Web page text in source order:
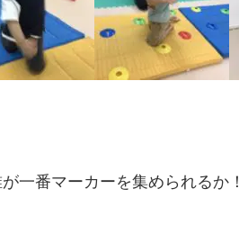
一番マーカーを集められるか！